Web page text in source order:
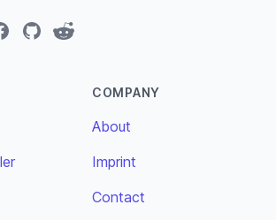
GitHubReddit
COMPANY
About
Imprint
Contact